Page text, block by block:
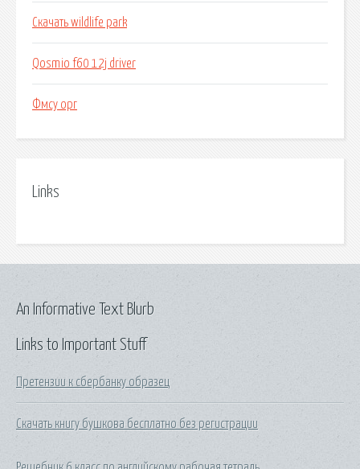
Скачать wildlife park
Qosmio f60 12j driver
Фмсу орг
Links
Links to Important Stuff
Претензии к сбербанку образец
Скачать книгу бушкова бесплатно без регистрации
An Informative Text Blurb